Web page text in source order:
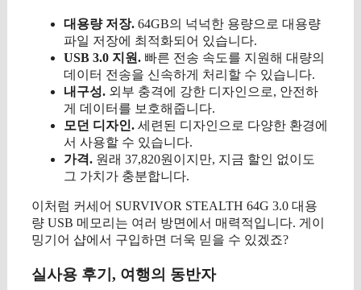
대용량 저장. 64GB의 넉넉한 용량으로 대용량
파일 저장에 최적화되어 있습니다.
USB 3.0 지원. 빠른 전송 속도를 지원해 대량의
데이터 전송을 신속하게 처리할 수 있습니다.
내구성. 외부 충격에 강한 디자인으로, 안전하
게 데이터를 보호해줍니다.
모던 디자인. 세련된 디자인으로 다양한 환경에
서 사용할 수 있습니다.
가격. 원래 37,820원이지만, 지금 할인 없이도
그 가치가 충분합니다.
이처럼 커세어 SURVIVOR STEALTH 64G 3.0 대용
량 USB 메모리는 여러 방면에서 매력적입니다. 게이
밍기어 샵에서 구입하면 더욱 믿을 수 있겠죠?
실사용 후기, 여행의 동반자